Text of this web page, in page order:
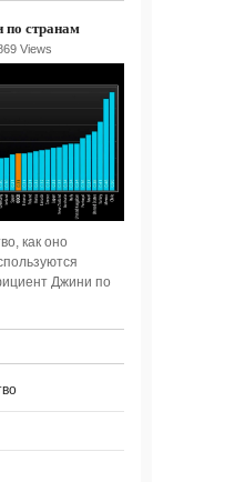
странам
Views
как оно
Джини по